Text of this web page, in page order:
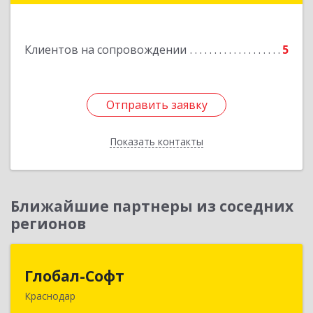
Клиентов на сопровождении 5
Отправить заявку
Показать контакты
Подробнее
Отправить заявку
Назад
Ближайшие партнеры из соседних
регионов
Глобал-Софт
Краснодар350018, Краснодарский край, Краснодар г,